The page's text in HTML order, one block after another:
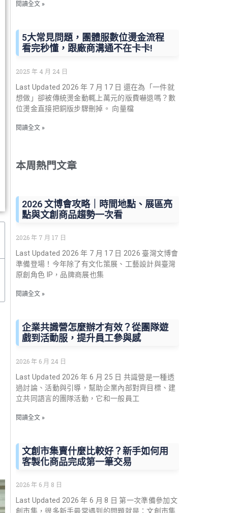
閱讀全文 »
5大常見問題，團體服數位燙金流程
看完秒懂，跟廠商溝通不在卡卡!
2025 年 4 月 24 日
Last Updated 2026 年 7 月 17 日 還在為「一件就
想做」卻被傳統燙金動輒上萬元的版費嚇退嗎？數
位燙金直接把銅版步驟刪掉。 向量檔
閱讀全文 »
本周熱門文章
2026 文博會攻略｜時間地點、展區亮
點與文創商品趨勢一次看
2026 年 7 月 17 日
Last Updated 2026 年 7 月 17 日 2026 臺灣文博會
準備登場！今年除了有文化策展、工藝設計與臺灣
原創角色 IP，品牌商展也集
閱讀全文 »
企業共識營怎麼辦才有效？從團隊遊
戲到活動服，提升員工參與感
2026 年 6 月 24 日
Last Updated 2026 年 6 月 25 日 共識營是一種透
過討論、活動與引導，幫助企業內部對齊目標、建
立共同語言的團隊活動，它和一般員工
閱讀全文 »
文創市集賣什麼比較好？新手如何用
客製化商品完成第一筆交易
2026 年 6 月 8 日
Last Updated 2026 年 6 月 8 日 第一次準備參加文
創市集，很多新手最常遇到的問題就是：文創市集